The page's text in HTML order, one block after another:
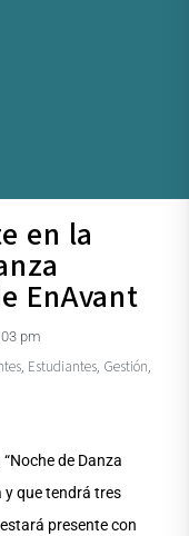
en la
EnAvant
pm
Estudiantes Gestión
de Danza
y que tendrá tres
presente con